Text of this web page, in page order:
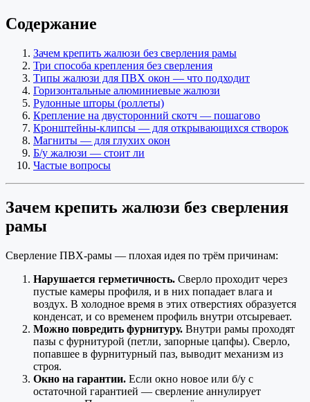
Содержание
Зачем крепить жалюзи без сверления рамы
Три способа крепления без сверления
Типы жалюзи для ПВХ окон — что подходит
Горизонтальные алюминиевые жалюзи
Рулонные шторы (роллеты)
Крепление на двусторонний скотч — пошагово
Кронштейны-клипсы — для открывающихся створок
Магниты — для глухих окон
Б/у жалюзи — стоит ли
Частые вопросы
Зачем крепить жалюзи без сверления
рамы
Сверление ПВХ-рамы — плохая идея по трём причинам:
Нарушается герметичность. Сверло проходит через
пустые камеры профиля, и в них попадает влага и
воздух. В холодное время в этих отверстиях образуется
конденсат, и со временем профиль внутри отсыревает.
Можно повредить фурнитуру. Внутри рамы проходят
пазы с фурнитурой (петли, запорные цапфы). Сверло,
попавшее в фурнитурный паз, выводит механизм из
строя.
Окно на гарантии. Если окно новое или б/у с
остаточной гарантией — сверление аннулирует